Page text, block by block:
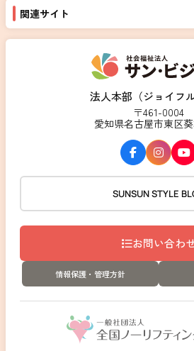
法人本部（ジョイフル
〒461-0004
愛知県名古屋市東区葵
SUNSUN STYLE
お問い合わ
情報保護・管理方針
関連サイト